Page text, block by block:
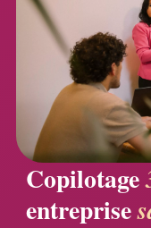
Copilotage
entreprise